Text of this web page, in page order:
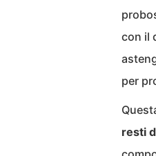
con il
per
resti